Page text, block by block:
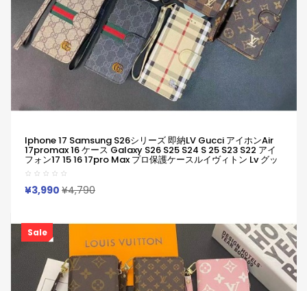
Iphone 17 Samsung S26シリーズ 即納LV Gucci アイホンair
17promax 16 ケース Galaxy S26 S25 S24 S 25 S23 S22 アイ
フォン17 15 16 17pro Max プロ保護ケースルイヴィトン Lv グッ
チ Gucci バーバリーBurberry 便利 アイホン17 16 15 14 13 Pro
サムソン S23 S24 S25 S22 S21 Ultraケース
¥3,990 ¥4,790
Sale